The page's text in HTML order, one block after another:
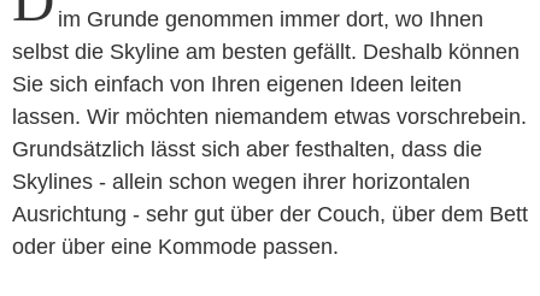
im Grunde genommen immer dort, wo Ihnen
selbst die Skyline am besten gefällt. Deshalb können
Sie sich einfach von Ihren eigenen Ideen leiten
lassen. Wir möchten niemandem etwas vorschrebein.
Grundsätzlich lässt sich aber festhalten, dass die
Skylines - allein schon wegen ihrer horizontalen
Ausrichtung - sehr gut über der Couch, über dem Bett
oder über eine Kommode passen.